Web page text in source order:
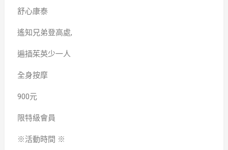
舒心康泰
遙知兄弟登高處,
遍插茱英少一人
全身按摩
900元
限特級會員
※活動時間 ※